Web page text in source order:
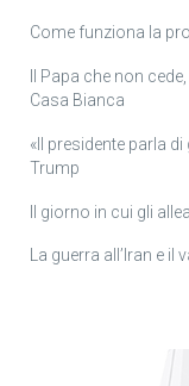
Come funziona la
Il Papa che non
Casa Bianca
«Il presidente parla
Trump
Il giorno in cui gli
La guerra all’Iran e